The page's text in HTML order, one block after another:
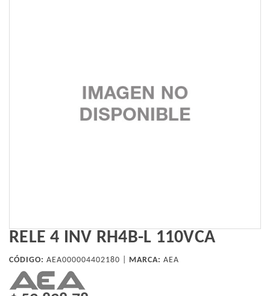
RELE 4 INV RH4B-L 110VCA
CÓDIGO: AEA000004402180 | MARCA: AEA